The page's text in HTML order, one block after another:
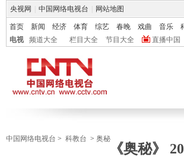
央视网 中国网络电视台 网站地图
首页 新闻 经济 体育 综艺 春晚 戏曲 音乐
电视
频道大全 栏目大全 节目大全 直播中国
中国网络电视台 > 科教台 > 奥秘
《奥秘》